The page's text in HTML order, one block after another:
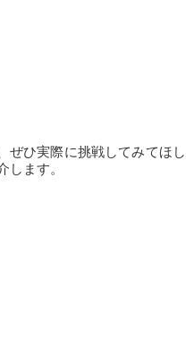
ぜひ実際に挑戦してみてほし
ます。